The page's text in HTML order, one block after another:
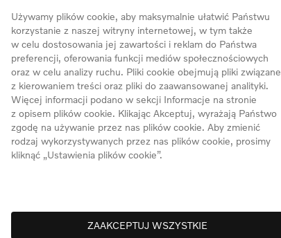
Używamy plików cookie, aby maksymalnie ułatwić Państwu
korzystanie z naszej witryny internetowej, w tym także
w celu dostosowania jej zawartości i reklam do Państwa
preferencji, oferowania funkcji mediów społecznościowych
oraz w celu analizy ruchu. Pliki cookie obejmują pliki związane
z kierowaniem treści oraz pliki do zaawansowanej analityki.
Więcej informacji podano w sekcji Informacje na stronie
z opisem plików cookie. Klikając Akceptuj, wyrażają Państwo
zgodę na używanie przez nas plików cookie. Aby zmienić
rodzaj wykorzystywanych przez nas plików cookie, prosimy
kliknąć „Ustawienia plików cookie”.
ZAAKCEPTUJ WSZYSTKIE